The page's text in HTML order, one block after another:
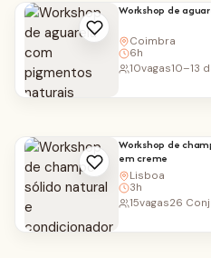
Workshop de
Coimbra
6h
10vagas10–13
Workshop de
em creme
Lisboa
3h
15vagas26